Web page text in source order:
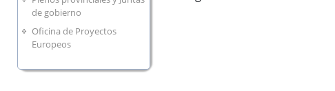
de gobierno
Oficina de Proyectos
Europeos